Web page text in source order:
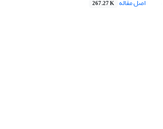
اصل مقاله 267.27 K